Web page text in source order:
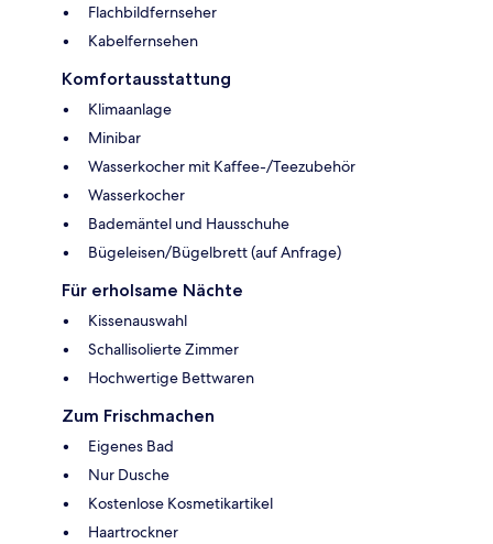
Flachbildfernseher
Kabelfernsehen
Komfortausstattung
Klimaanlage
Minibar
Wasserkocher mit Kaffee-/Teezubehör
Wasserkocher
Bademäntel und Hausschuhe
Bügeleisen/Bügelbrett (auf Anfrage)
Für erholsame Nächte
Kissenauswahl
Schallisolierte Zimmer
Hochwertige Bettwaren
Zum Frischmachen
Eigenes Bad
Nur Dusche
Kostenlose Kosmetikartikel
Haartrockner